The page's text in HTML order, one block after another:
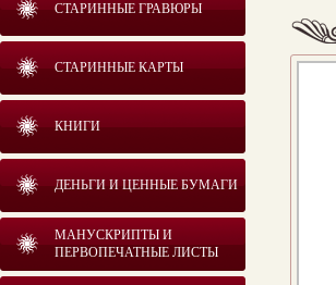
СТАРИННЫЕ ГРАВЮРЫ
СТАРИННЫЕ КАРТЫ
КНИГИ
ДЕНЬГИ И ЦЕННЫЕ БУМАГИ
МАНУСКРИПТЫ И
ПЕРВОПЕЧАТНЫЕ ЛИСТЫ